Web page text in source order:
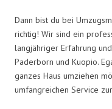
Dann bist du bei
richtig! Wir sind ein
langjähriger Erfahrung
Paderborn und Kuopio.
ganzes Haus umziehen
umfangreichen Service